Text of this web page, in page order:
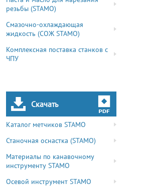
резьбы (STAMO)
Смазочно-охлаждающая
жидкость (СОЖ STAMO)
Комплексная поставка станков с
ЧПУ
Скачать
Каталог метчиков STAMO
Станочная оснастка (STAMO)
Материалы по канавочному
инструменту STAMO
Осевой инструмент STAMO